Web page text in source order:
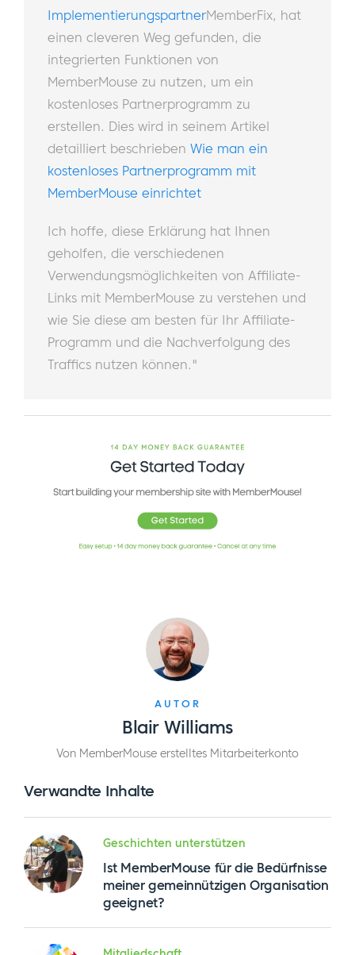
ImplementierungspartnerMemberFix, hat
einen cleveren Weg gefunden, die
integrierten Funktionen von
MemberMouse zu nutzen, um ein
kostenloses Partnerprogramm zu
erstellen. Dies wird in seinem Artikel
detailliert beschrieben Wie man ein
kostenloses Partnerprogramm mit
MemberMouse einrichtet
Ich hoffe, diese Erklärung hat Ihnen
geholfen, die verschiedenen
Verwendungsmöglichkeiten von Affiliate-
Links mit MemberMouse zu verstehen und
wie Sie diese am besten für Ihr Affiliate-
Programm und die Nachverfolgung des
Traffics nutzen können."
AUTOR
Blair Williams
Von MemberMouse erstelltes Mitarbeiterkonto
Verwandte Inhalte
Geschichten unterstützen
Ist MemberMouse für die Bedürfnisse
meiner gemeinnützigen Organisation
geeignet?